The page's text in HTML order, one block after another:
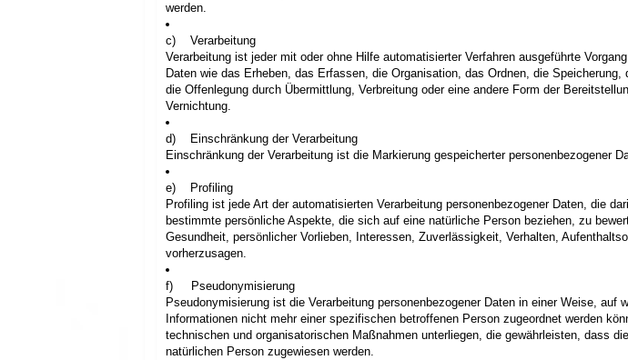
werden.
c) Verarbeitung
Verarbeitung ist jeder mit oder ohne Hilfe automatisierter Verfahren ausgeführte
Daten wie das Erheben, das Erfassen, die Organisation, das Ordnen, die
die Offenlegung durch Übermittlung, Verbreitung oder eine andere Form der
Vernichtung.
d) Einschränkung der Verarbeitung
Einschränkung der Verarbeitung ist die Markierung gespeicherter personenbezogener
e) Profiling
Profiling ist jede Art der automatisierten Verarbeitung personenbezogener Daten, die
bestimmte persönliche Aspekte, die sich auf eine natürliche Person beziehen, zu
Gesundheit, persönlicher Vorlieben, Interessen, Zuverlässigkeit, Verhalten,
vorherzusagen.
f) Pseudonymisierung
Pseudonymisierung ist die Verarbeitung personenbezogener Daten in einer Weise,
Informationen nicht mehr einer spezifischen betroffenen Person zugeordnet werden
technischen und organisatorischen Maßnahmen unterliegen, die gewährleisten, dass
natürlichen Person zugewiesen werden.